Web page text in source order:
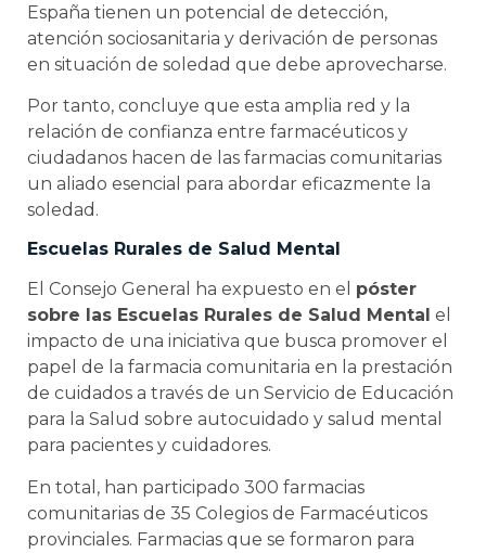
España tienen un potencial de detección,
atención sociosanitaria y derivación de personas
en situación de soledad que debe aprovecharse.
Por tanto, concluye que esta amplia red y la
relación de confianza entre farmacéuticos y
ciudadanos hacen de las farmacias comunitarias
un aliado esencial para abordar eficazmente la
soledad.
Escuelas Rurales de Salud Mental
El Consejo General ha expuesto en el póster
sobre las Escuelas Rurales de Salud Mental el
impacto de una iniciativa que busca promover el
papel de la farmacia comunitaria en la prestación
de cuidados a través de un Servicio de Educación
para la Salud sobre autocuidado y salud mental
para pacientes y cuidadores.
En total, han participado 300 farmacias
comunitarias de 35 Colegios de Farmacéuticos
provinciales. Farmacias que se formaron para